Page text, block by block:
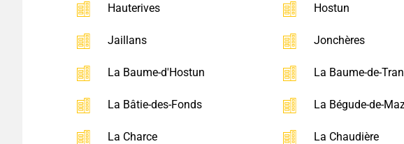
Hauterives Hostun
Jaillans Jonchères
La Baume-d'Hostun La Baume-de-
La Bâtie-des-Fonds La Bégude-de-
La Charce La Chaudière